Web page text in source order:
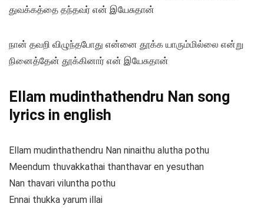
துவக்கத்தை தந்தவர் என் இயேசுதான்
நான் தவறி விழுந்தபோது என்னை தூக்க யாரும்மில்லை என்று
நினைத்தேன் தூக்கினார் என் இயேசுதான்
Ellam mudinthathendru Nan song
lyrics in english
Ellam mudinthathendru Nan ninaithu alutha pothu
Meendum thuvakkathai thanthavar en yesuthan
Nan thavari viluntha pothu
Ennai thukka yarum illai